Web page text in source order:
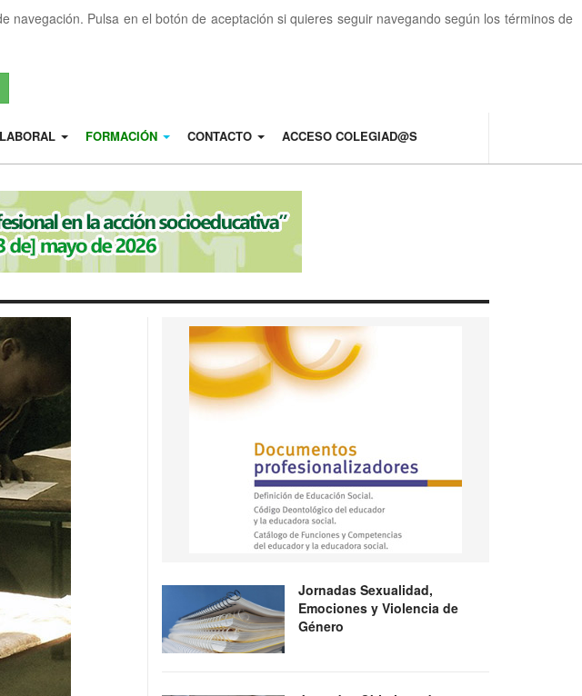
Pulsa en el botón de aceptación si quieres seguir navegando según los términos de
LABORAL FORMACIÓN CONTACTO ACCESO COLEGIAD@S
Jornadas Sexualidad,
Emociones y Violencia de
Género